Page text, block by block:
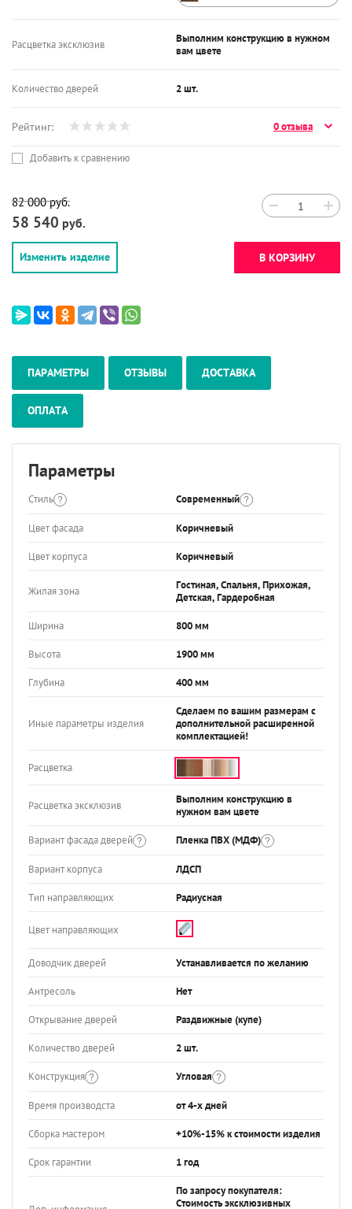
Расцветка эксклюзив
Выполним конструкцию в нужном
вам цвете
Количество дверей 2 шт.
Рейтинг: 0 отзыва
Добавить к сравнению
82 000руб.
58 540 руб.
− +
Изменить изделие В КОРЗИНУ
ПАРАМЕТРЫ ОТЗЫВЫ ДОСТАВКА
ОПЛАТА
Параметры
Стиль Современный
Цвет фасада Коричневый
Цвет корпуса Коричневый
Жилая зона
Гостиная, Спальня, Прихожая,
Детская, Гардеробная
Ширина 800 мм
Высота 1900 мм
Глубина 400 мм
Иные параметры изделия
Сделаем по вашим размерам с
дополнительной расширенной
комплектацией!
Расцветка
Расцветка эксклюзив
Выполним конструкцию в
нужном вам цвете
Вариант фасада дверей Пленка ПВХ (МДФ)
Вариант корпуса ЛДСП
Тип направляющих Радиусная
Цвет направляющих
Доводчик дверей Устанавливается по желанию
Антресоль Нет
Открывание дверей Раздвижные (купе)
Количество дверей 2 шт.
Конструкция Угловая
Время производста от 4-х дней
Сборка мастером +10%-15% к стоимости изделия
Срок гарантии 1 год
По запросу покупателя:
Стоимость эксклюзивных